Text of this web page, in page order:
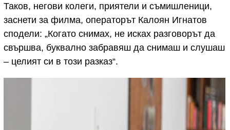
Таков, негови колеги, приятели и съмишленици,
заснети за филма, операторът Калоян Игнатов
сподели: „Когато снимах, не исках разговорът да
свършва, буквално забравяш да снимаш и слушаш
– целият си в този разказ“.